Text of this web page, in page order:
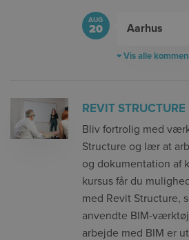
AUG
20 Aarhus
Vis alle
REVIT
Bliv fortrolig med
Structure og lær at
og dokumentation af
kursus får du
med Revit Structure,
anvendte BIM-
arbejde med BIM er